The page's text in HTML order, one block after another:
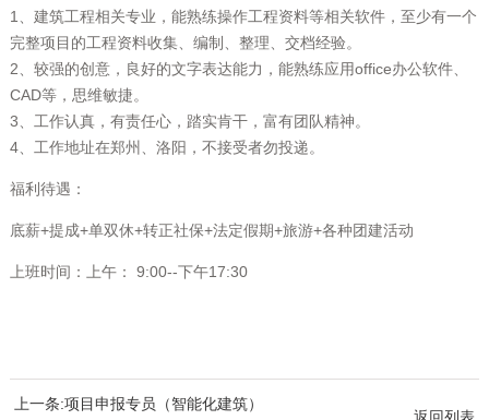
1、建筑工程相关专业，能熟练操作工程资料等相关软件，至少有一个
完整项目的工程资料收集、编制、整理、交档经验。
2、较强的创意，良好的文字表达能力，能熟练应用office办公软件、
CAD等，思维敏捷。
3、工作认真，有责任心，踏实肯干，富有团队精神。
4、工作地址在郑州、洛阳，不接受者勿投递。
福利待遇：
底薪+提成+单双休+转正社保+法定假期+旅游+各种团建活动
上班时间：上午： 9:00--下午17:30
上一条:项目申报专员（智能化建筑）